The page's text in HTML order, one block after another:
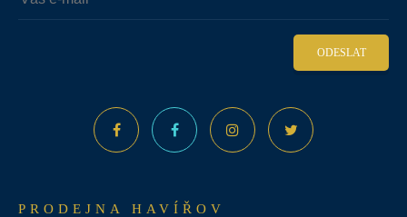
ODESLAT
PRODEJNA HAVÍŘOV